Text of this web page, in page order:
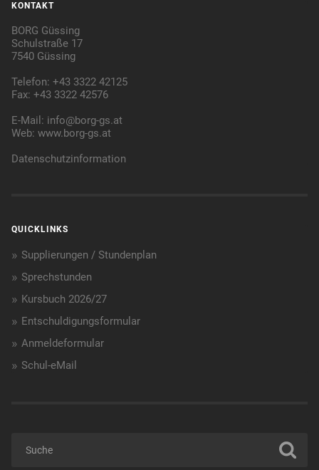
KONTAKT
BORG Güssing
Schulstraße 17
7540 Güssing
Telefon: +43 3322 42125
Fax: +43 3322 42576
E-Mail: info@borg-gs.at
Web:www.borg-gs.at
Datenschutzinformation
QUICKLINKS
Supplierungen / Stundenplan
Sprechstunden
Kursbuch 2026/27
Entschuldigungsformular
Anmeldeformular
Schul-eMail